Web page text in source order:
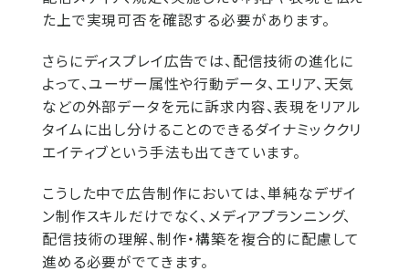
た上で実現可否を確認する必要があります。
さらにディスプレイ広告では、配信技術の進化に
よって、ユーザー属性や行動データ、エリア、天気
などの外部データを元に訴求内容、表現をリアル
タイムに出し分けることのできるダイナミッククリ
エイティブという手法も出てきています。
こうした中で広告制作においては、単純なデザイ
ン制作スキルだけでなく、メディアプランニング、
配信技術の理解、制作・構築を複合的に配慮して
進める必要がでてきます。